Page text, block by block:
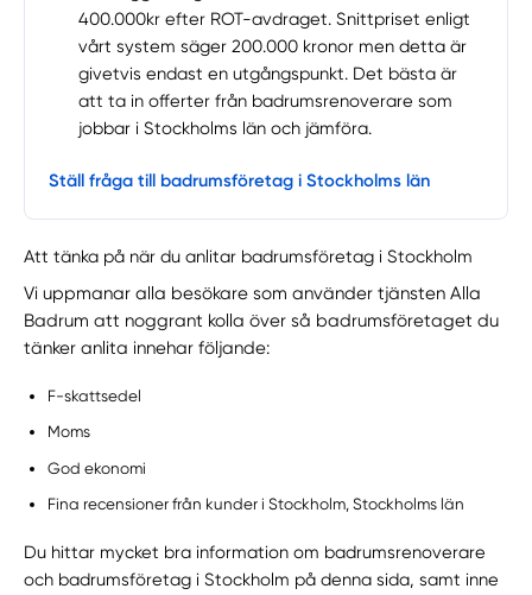
400.000kr efter ROT-avdraget. Snittpriset enligt
vårt system säger 200.000 kronor men detta är
givetvis endast en utgångspunkt. Det bästa är
att ta in offerter från badrumsrenoverare som
jobbar i Stockholms län och jämföra.
Ställ fråga till badrumsföretag i Stockholms län
Att tänka på när du anlitar badrumsföretag i Stockholm
Vi uppmanar alla besökare som använder tjänsten Alla
Badrum att noggrant kolla över så badrumsföretaget du
tänker anlita innehar följande:
F-skattsedel
Moms
God ekonomi
Fina recensioner från kunder i Stockholm, Stockholms län
Du hittar mycket bra information om badrumsrenoverare
och badrumsföretag i Stockholm på denna sida, samt inne